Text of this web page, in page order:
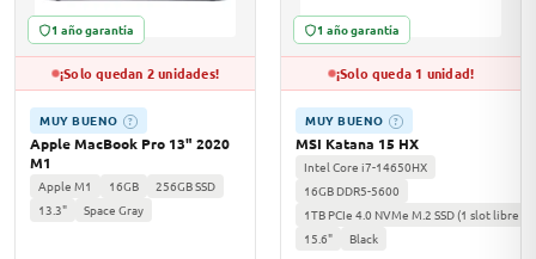
1 año garantía
¡Solo quedan 2 unidades!
MUY BUENO ?
Apple MacBook Pro 13" 2020
M1
Apple M1 16GB
256GB SSD
13.3"
Space Gray
1 año garantía
¡Solo queda 1 unidad!
MUY BUENO ?
MSI Katana 15 HX
Intel Core i7-14650HX
16GB DDR5-5600
1TB PCIe 4.0 NVMe M.2 SSD (1 slot libre
15.6"
Black